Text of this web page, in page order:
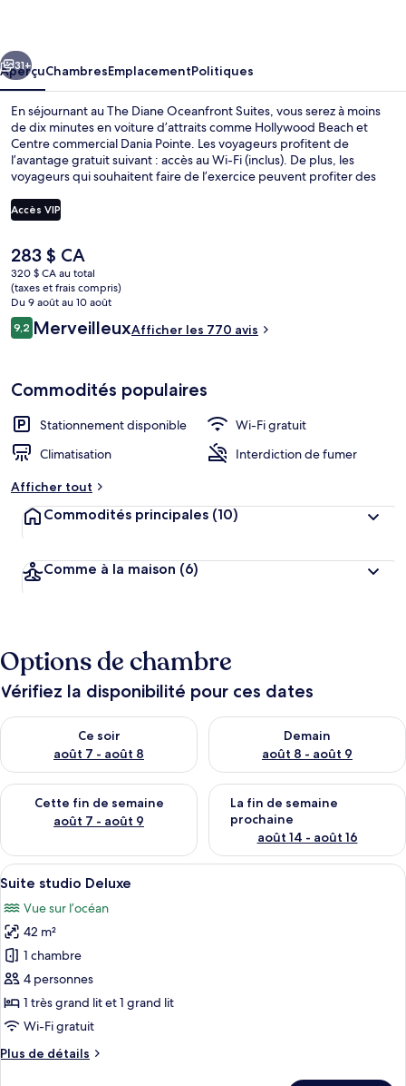
Suites
Suivant
31+
AperçuChambresEmplacementPolitiques
En séjournant au The Diane Oceanfront Suites, vous serez à moins
de dix minutes en voiture d’attraits comme Hollywood Beach et
Centre commercial Dania Pointe. Les voyageurs profitent de
l’avantage gratuit suivant : accès au Wi-Fi (inclus). De plus, les
voyageurs qui souhaitent faire de l’exercice peuvent profiter des
Motel de style Art déco se trouve aussi à courte distance en voiture
des points saillants suivants : Centre commercial Aventura Mall et
éléments très prisés par les voyageurs.
Accès VIP
Le
prix
actuel
est
de 283 $ CA
283 $ CA
320 $ CA au total
(taxes et frais compris)
Du 9 août au 10 août
Avis
9,29,2 sur 10 –
MerveilleuxAfficher les 770 avis
Commodités populaires
Stationnement disponible
Wi-Fi gratuit
Climatisation
Interdiction de fumer
Afficher tout
Commodités principales (10)
Comme à la maison (6)
Options de chambre
Vérifiez la disponibilité pour ces dates
Ce soir
août 7 - août 8
Vérifier la disponibilité pour ce soir août 7 - août 8
Demain
août 8 - août 9
Vérifier la disponibilité pour
Cette fin de semaine
août 7 - août 9
Vérifier la disponibilité pour cette fin de semaine août 7 -
La fin de semaine
prochaine
août 14 - août 16
Vérifier la disponibilité pour
Afficher
toutes
les
photos
pour
ce
type
de
chambre :
Suite
Une chambre d’hôtel comprenant
17
Suite studio Deluxe
Vue sur l’océan
42 m²
1 chambre
4 personnes
1 très grand lit et 1 grand lit
Wi-Fi gratuit
Plus de détails
Plus